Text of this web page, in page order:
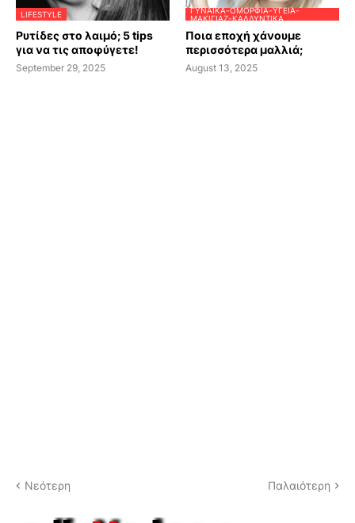
LIFESTYLE
Ρυτίδες στο λαιμό; 5 tips
για να τις αποφύγετε!
September 29, 2025
ΓΥΝΑΊΚΑ-ΟΜΟΡΦΙΆ-ΥΓΕΊΑ-
ΜΑΚΙΓΙΆΖ-ΚΑΛΛΥΝΤΙΚΆ
Ποια εποχή χάνουμε
περισσότερα μαλλιά;
August 13, 2025
Νεότερη Παλαιότερη